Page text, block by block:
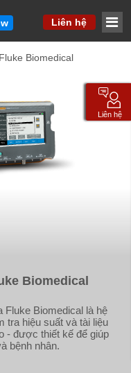
Liên hệ
nhanh chóng.
điệp ngắn gọn*
MM
Biomedical
Biomedical
Fluke Biomedical là hệ
tra hiệu suất và tài liệu
- được thiết kế để giúp
bệnh nhân.
Liên hệ